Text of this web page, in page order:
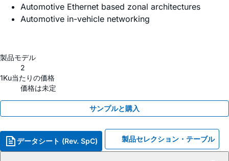
Automotive Ethernet based zonal architectures
Automotive in-vehicle networking
製品モデル
2
1Ku当たりの価格
価格は未定
サンプルと購入
データシート (Rev. SpC) 製品セレクション・テーブル